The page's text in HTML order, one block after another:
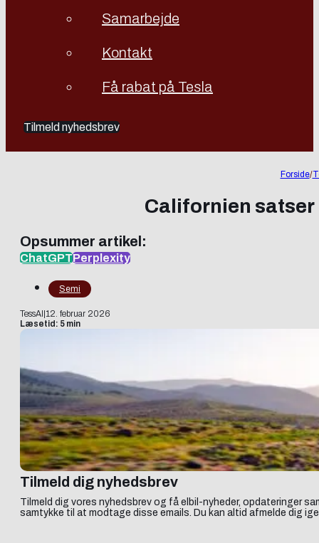
Samarbejde
Kontakt
Få rabat på Tesla
Tilmeld nyhedsbrev
Forside/
Californien satser
Opsummer artikel:
ChatGPTPerplexity
Semi
TessAI 12. februar 2026
Læsetid: 5 min
Tilmeld dig nyhedsbrev
Tilmeld dig vores nyhedsbrev og få elbil-nyheder, opdateringer
samtykke til at modtage disse emails. Du kan altid afmelde dig